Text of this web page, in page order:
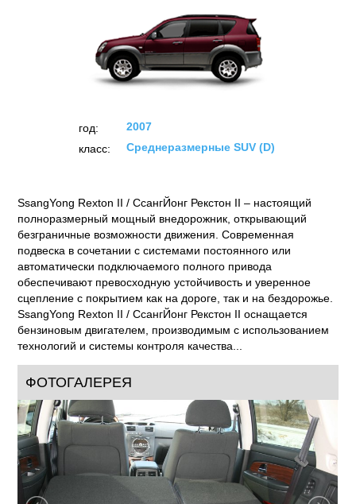
год:
2007
класс:
Среднеразмерные SUV (D)
SsangYong Rexton II / СcангЙонг Рекстон II – настоящий
полноразмерный мощный внедорожник, открывающий
безграничные возможности движения. Современная
подвеска в сочетании с системами постоянного или
автоматически подключаемого полного привода
обеспечивают превосходную устойчивость и уверенное
сцепление с покрытием как на дороге, так и на бездорожье.
SsangYong Rexton II / СcангЙонг Рекстон II оснащается
бензиновым двигателем, производимым с использованием
технологий и системы контроля качества...
ФОТОГАЛЕРЕЯ